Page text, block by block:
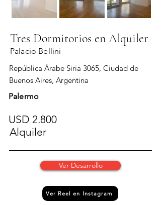
Tres Dormitorios en Alquiler
Palacio Bellini
República Árabe Siria 3065, Ciudad de
Buenos Aires, Argentina
Palermo
USD 2.800
Alquiler
Ver Desarrollo
Ver Reel en Instagram